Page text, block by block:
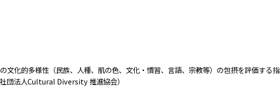
化的多様性（民族、人種、肌の色、文化・慣習、言語、宗教等）の包摂を評価する指
団法人Cultural Diversity 推進協会）